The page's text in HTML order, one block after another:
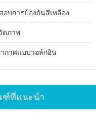
อบการป้องกันสีเหลือง
ดภาพ
กาศแบบวอล์กอิน
ที่แนะนำ